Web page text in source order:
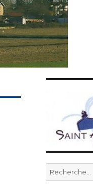
Recherche
pour :